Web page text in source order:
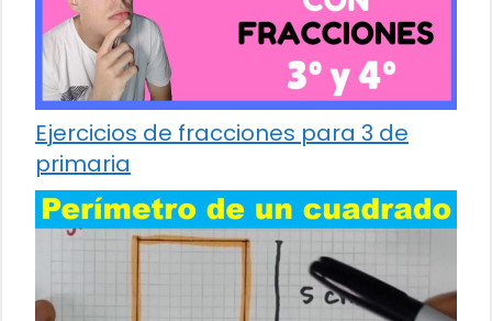
Ejercicios de fracciones para 3 de
primaria